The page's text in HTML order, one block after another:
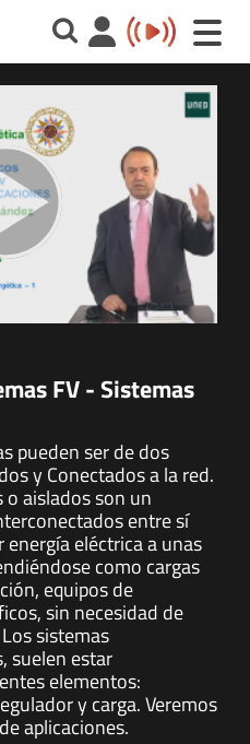
Toggle
FV - Sistemas
pueden ser de dos
y Conectados a la red.
aislados son un
entre sí
eléctrica a unas
como cargas
equipos de
sin necesidad de
sistemas
suelen estar
elementos:
y carga. Veremos
aplicaciones.